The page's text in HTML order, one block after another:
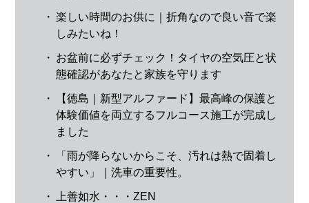
・ 楽しい時間のお供に｜折角なので良い音で楽
しみたいね！
・ お盆前に必ずチェック！タイヤの空気圧と状
態確認があなたと家族を守ります
・
【徳島｜新型アルファード】最高峰の保護と
体験価値を両立するフルコース施工が完成し
ました
・
「雨が降らないからこそ、汚れは熱で固着し
やすい」｜洗車の重要性。
・ 上善如水・・・ZEN